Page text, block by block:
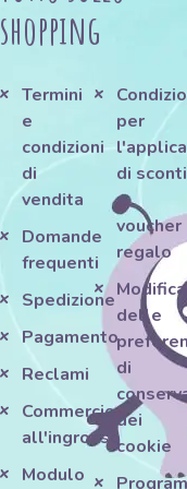
shopping
Termini
e
condizioni
di
vendita
Domande
frequenti
Spedizione
Pagamento
Reclami
Commercio
all'ingrosso
Modulo
per
di sconti
e
voucher
regalo
Modifica
delle
di
dei
cookie